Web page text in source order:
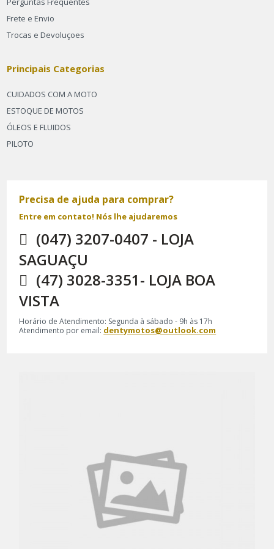
Frete e Envio
Trocas e Devoluçoes
Principais Categorias
CUIDADOS COM A MOTO
ESTOQUE DE MOTOS
ÓLEOS E FLUIDOS
PILOTO
Precisa de ajuda para comprar?
Entre em contato! Nós lhe ajudaremos
(047) 3207-0407 - LOJA
SAGUAÇU
(47) 3028-3351- LOJA BOA
VISTA
Horário de Atendimento: Segunda à sábado - 9h às 17h
Atendimento por email: dentymotos@outlook.com